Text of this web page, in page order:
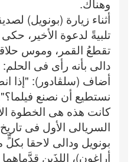
وهناك.
أثناء زيارة (بونويل)
تلبيةً لدعوة الأخير،
تقطعُ القمر، وموس
دالى بأنه رأى فى الحلم:
أضاف (سلڤادور): "إذا
نستطيع أن نصنع
كانت هذه هى الخطوة
السريالى الأول فى
بونويل ودالى لاحقا
أراغون)، اللذَين